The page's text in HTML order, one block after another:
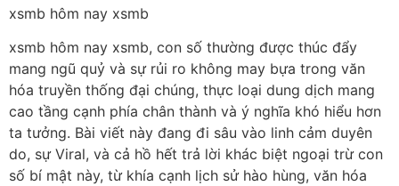
xsmb hôm nay xsmb
xsmb hôm nay xsmb, con số thường được thúc đẩy
mang ngũ quỷ và sự rủi ro không may bựa trong văn
hóa truyền thống đại chúng, thực loại dung dịch mang
cao tầng cạnh phía chân thành và ý nghĩa khó hiểu hơn
ta tưởng. Bài viết này đang đi sâu vào linh cảm duyên
do, sự Viral, và cả hồ hết trả lời khác biệt ngoại trừ con
số bí mật này, từ khía cạnh lịch sử hào hùng, văn hóa